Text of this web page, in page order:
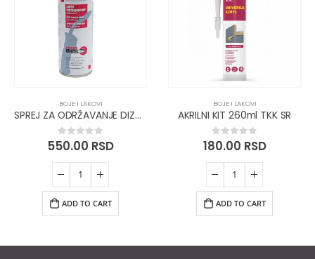
BOJE I LAKOVI
SPREJ ZA ODRŽAVANJE DIZNI NA CO2 APA
0out of 5
550.00 RSD
ADD TO CART
BOJE I LAKOVI
AKRILNI KIT 260ml TKK SR
0out of 5
180.00 RSD
ADD TO CART